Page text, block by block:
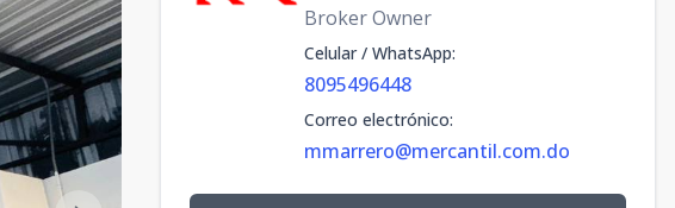
Broker Owner
Celular / WhatsApp:
8095496448
Correo electrónico:
mmarrero@mercantil.com.do